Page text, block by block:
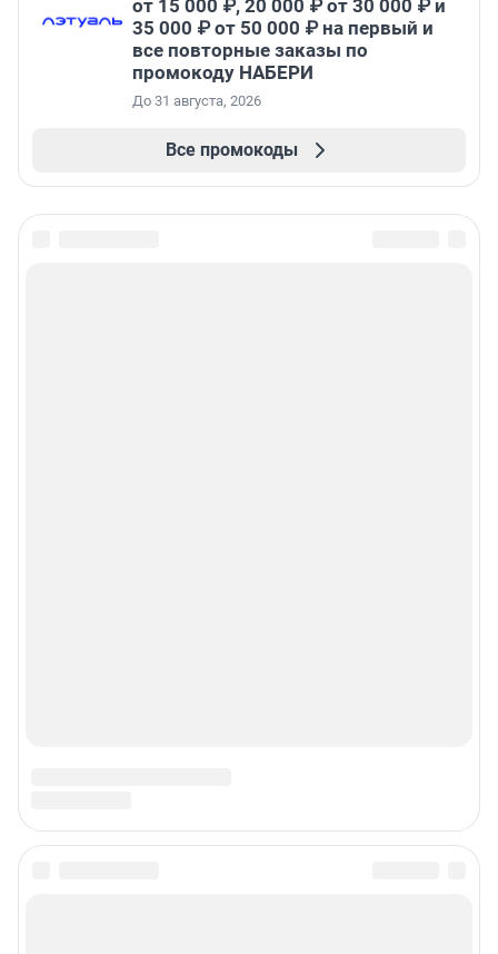
от 15 000 ₽, 20 000 ₽ от 30 000 ₽ и
35 000 ₽ от 50 000 ₽ на первый и
все повторные заказы по
промокоду НАБЕРИ
До 31 августа, 2026
Все промокоды